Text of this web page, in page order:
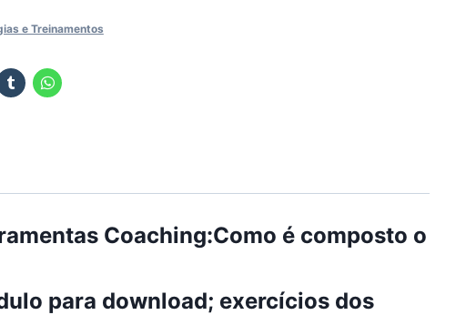
e Treinamentos
Coaching:Como é composto o
para download; exercícios dos